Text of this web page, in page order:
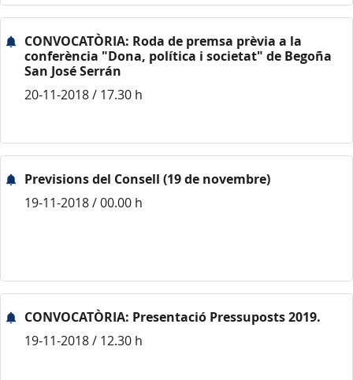
CONVOCATÒRIA: Roda de premsa prèvia a la
conferència "Dona, política i societat" de Begoña
San José Serrán
20-11-2018 / 17.30 h
Previsions del Consell (19 de novembre)
19-11-2018 / 00.00 h
CONVOCATÒRIA: Presentació Pressuposts 2019.
19-11-2018 / 12.30 h